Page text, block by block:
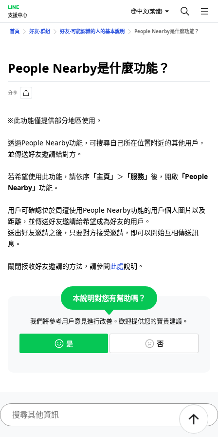
LINE
支援中心
中文(繁體)
首頁 好友⋅群組 好友⋅可能認識的人的基本說明 People Nearby是什麼功能？
People Nearby是什麼功能？
分享
※此功能僅提供部分地區使用。
透過People Nearby功能，可搜尋自己所在位置附近的其他用戶，
並傳送好友邀請給對方。
若希望使用此功能，請依序 「主頁」 ＞ 「服務」 後，開啟 「People
Nearby」 功能。
用戶可確認位於周遭使用People Nearby功能的用戶個人圖片以及
距離，並傳送好友邀請給希望成為好友的用戶。
送出好友邀請之後，只要對方接受邀請，即可以開始互相傳送訊
息。
關閉接收好友邀請的方法，請參閱此處說明。
本說明對您有幫助嗎？
我們將參考用戶意見進行改善。歡迎提供您的寶貴建議。
是 否